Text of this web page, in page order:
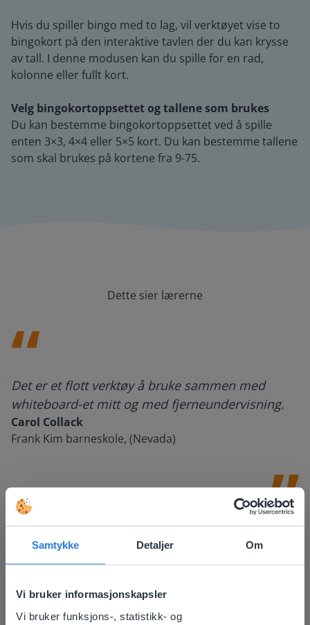
Samtykke Detaljer Om
Vi bruker informasjonskapsler
Vi bruker funksjons-, statistikk- og
Hvis du spiller bingo med to lag, vil verktøyet vise to
bingokort på den interaktive tavlen der du kan krysse
av tall. I denne modusen kan du spille for en rad,
kolonne eller fullt kort.
Velg bingokortoppsettet og tallene som brukes
Du kan bestemme bingokortoppsettet ved å spille
enten 3×3, 4×4 eller 5×5 kort. Du kan bestemme tallene
som skal brukes på kortene fra 9-75.
Dette sier lærerne
Det er et flott verktøy å bruke sammen med
whiteboard-et mitt og med fjerneundervisning.
Carol Collack
Frank Kim barneskole, (Nevada)